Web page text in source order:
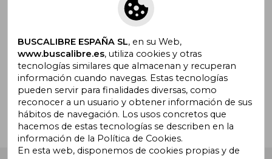
Suscríbete para recibir ofertas y
promociones
¿Necesitas ayuda?
Ir a Centro de Soporte
BUSCALIBRE ESPAÑA SL, en su Web,
www.buscalibre.es, utiliza cookies y otras
tecnologías similares que almacenan y recuperan
información cuando navegas. Estas tecnologías
pueden servir para finalidades diversas, como
reconocer a un usuario y obtener información de sus
hábitos de navegación. Los usos concretos que
hacemos de estas tecnologías se describen en la
información de la Política de Cookies.
En esta web, disponemos de cookies propias y de